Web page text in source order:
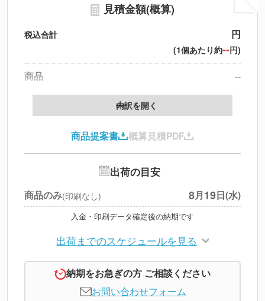
見積金額(概算)
税込合計 円
(1個あたり約--円)
商品
--
送料
※北海道・沖縄・離島 別途
※上記小計は税別です
内訳を開く
商品提案書 概算見積PDF
出荷の目安
商品のみ(印刷なし) 8月19日(水)
入金・印刷データ確定後の納期です
出荷までのスケジュールを見る
納期をお急ぎの方 ご相談ください
お問い合わせフォーム